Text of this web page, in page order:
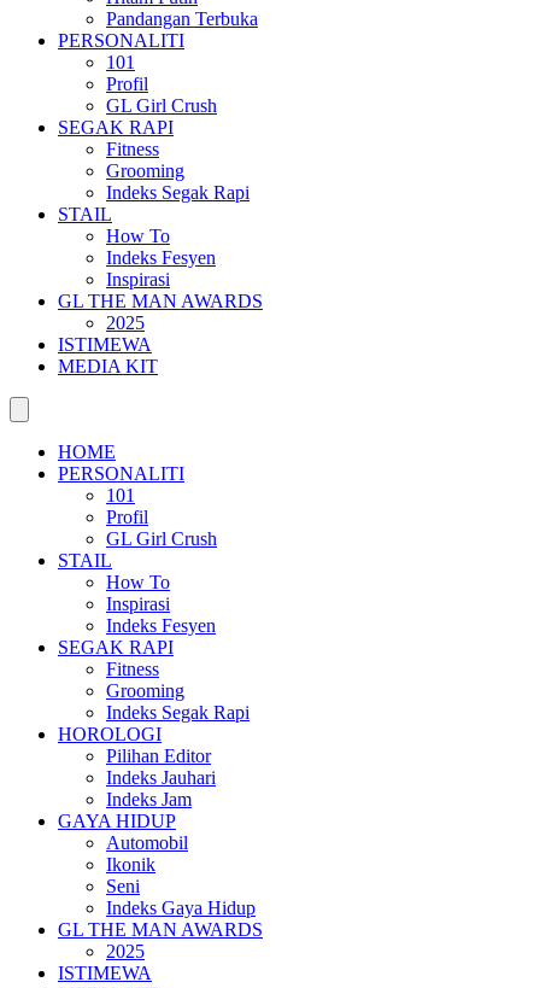
Pandangan Terbuka
PERSONALITI
101
Profil
GL Girl Crush
SEGAK RAPI
Fitness
Grooming
Indeks Segak Rapi
STAIL
How To
Indeks Fesyen
Inspirasi
GL THE MAN AWARDS
2025
ISTIMEWA
MEDIA KIT
HOME
PERSONALITI
101
Profil
GL Girl Crush
STAIL
How To
Inspirasi
Indeks Fesyen
SEGAK RAPI
Fitness
Grooming
Indeks Segak Rapi
HOROLOGI
Pilihan Editor
Indeks Jauhari
Indeks Jam
GAYA HIDUP
Automobil
Ikonik
Seni
Indeks Gaya Hidup
GL THE MAN AWARDS
2025
ISTIMEWA